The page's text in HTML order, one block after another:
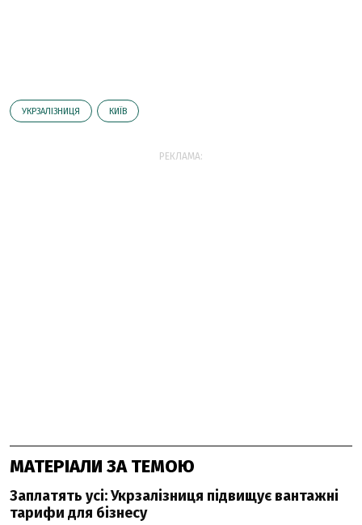
УКРЗАЛІЗНИЦЯ КИЇВ
РЕКЛАМА:
МАТЕРІАЛИ ЗА ТЕМОЮ
Заплатять усі: Укрзалізниця підвищує вантажні
тарифи для бізнесу